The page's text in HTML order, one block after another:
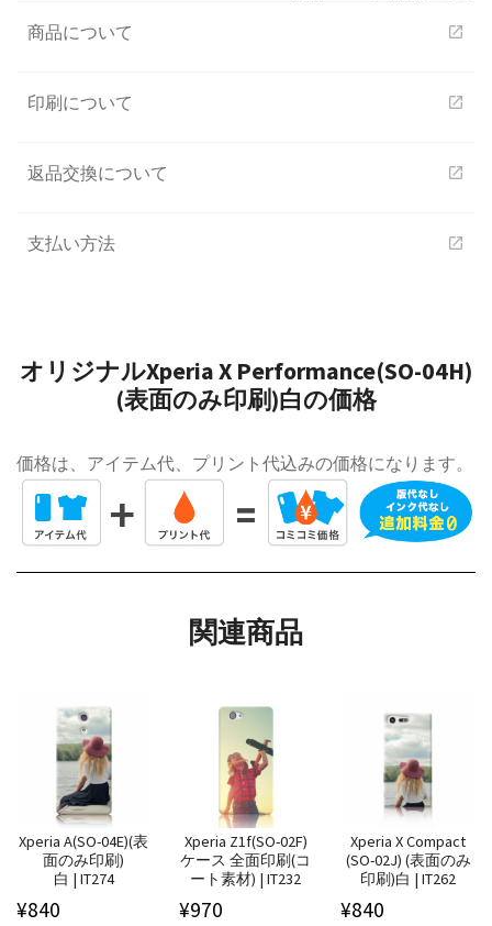
商品について open_in_new
印刷について open_in_new
返品交換について open_in_new
支払い方法 open_in_new
オリジナルXperia X Performance(SO-04H)
(表面のみ印刷)白の価格
価格は、アイテム代、プリント代込みの価格になります。
関連商品
Xperia A(SO-04E)(表
面のみ印刷)
白 | IT274
¥840
Xperia Z1f(SO-02F)
ケース 全面印刷(コ
ート素材) | IT232
¥970
Xperia X Compact
(SO-02J) (表面のみ
印刷)白 | IT262
¥840